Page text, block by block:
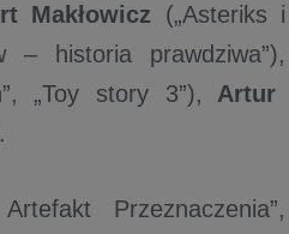
Makłowicz („Asteriks i
– historia prawdziwa”),
„Toy story 3”), Artur
Przeznaczenia”,